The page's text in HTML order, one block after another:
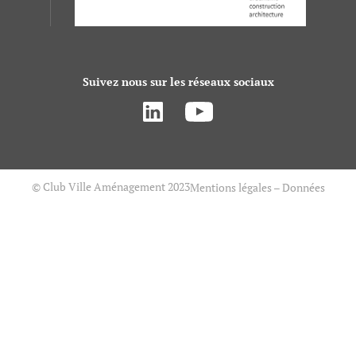
Suivez nous sur les réseaux sociaux
© Club Ville Aménagement 2023Mentions légales – Données